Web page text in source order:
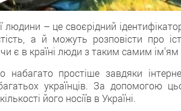
– це своєрідний
а й можуть розповісти про
є в країні люди з таким самим
набагато простіше завдяки
українців. За допомогою
його носіїв в Україні.